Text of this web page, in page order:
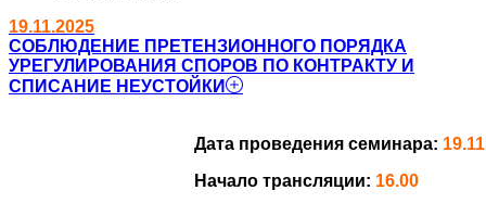
19.11.2025
СОБЛЮДЕНИЕ ПРЕТЕНЗИОННОГО ПОРЯДКА
УРЕГУЛИРОВАНИЯ СПОРОВ ПО КОНТРАКТУ И
СПИСАНИЕ НЕУСТОЙКИ
Дата проведения семинара:
Начало трансляции: 16.00